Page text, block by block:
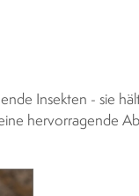
Insekten - sie
hervorragende